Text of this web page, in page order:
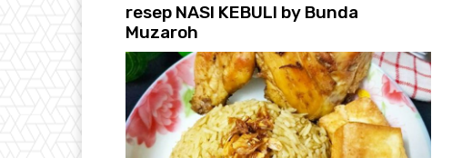
resep NASI KEBULI by Bunda
Muzaroh